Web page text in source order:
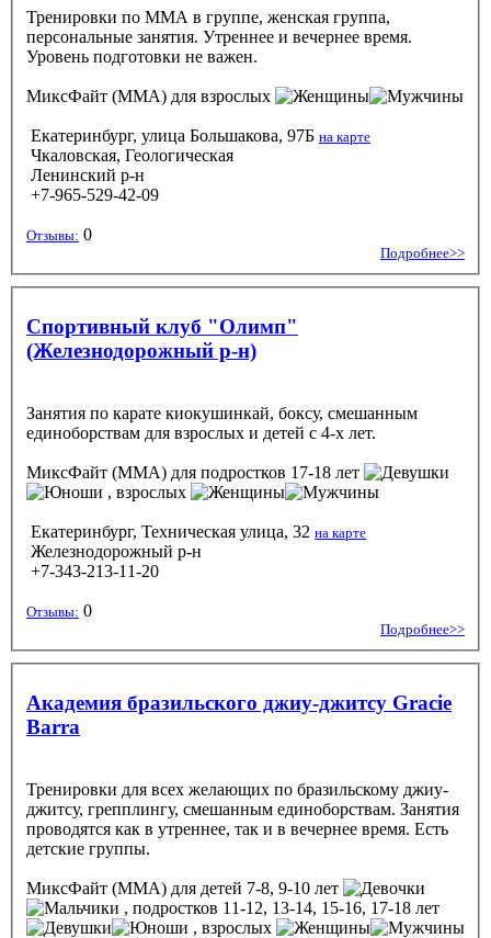
Тренировки по ММА в группе, женская группа,
персональные занятия. Утреннее и вечернее время.
Уровень подготовки не важен.
МиксФайт (ММА) для взрослых
Екатеринбург, улица Большакова, 97Б на карте
Чкаловская, Геологическая
Ленинский р-н
+7-965-529-42-09
Отзывы: 0
Подробнее>>
Спортивный клуб "Олимп"
(Железнодорожный р-н)
Занятия по карате киокушинкай, боксу, смешанным
единоборствам для взрослых и детей с 4-х лет.
МиксФайт (ММА) для подростков 17-18 лет
, взрослых
Екатеринбург, Техническая улица, 32 на карте
Железнодорожный р-н
+7-343-213-11-20
Отзывы: 0
Подробнее>>
Академия бразильского джиу-джитсу Gracie
Barra
Тренировки для всех желающих по бразильскому джиу-
джитсу, грепплингу, смешанным единоборствам. Занятия
проводятся как в утреннее, так и в вечернее время. Есть
детские группы.
МиксФайт (ММА) для детей 7-8, 9-10 лет
, подростков 11-12, 13-14, 15-16, 17-18 лет
, взрослых